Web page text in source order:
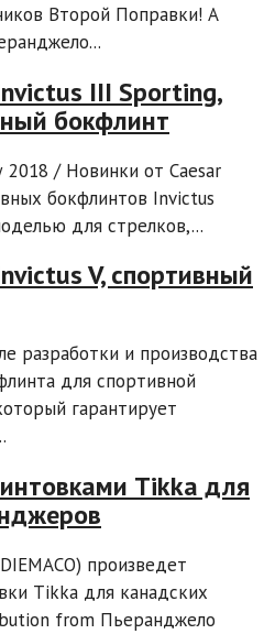
Второй Поправки! A
III Sporting,
бокфлинт
2018 / Новинки от Caesar
бокфлинтов Invictus
для стрелков,...
V, спортивный
разработки и производства
для спортивной
гарантирует
Tikka для
произведет
Tikka для канадских
from Пьеранджело